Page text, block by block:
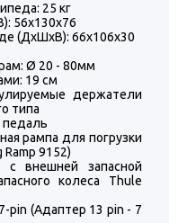
25 кг
56x130x76
(ДхШхВ): 66x106x30
Ø 20 - 80мм
19 см
держатели
типа
педаль
рампа для погрузки
9152)
с внешней запасной
колеса Thule
pin (Адаптер 13 pin - 7